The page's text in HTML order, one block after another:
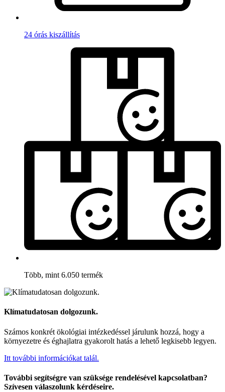
24 órás kiszállítás
Több, mint 6.050 termék
Klímatudatosan dolgozunk.
Számos konkrét ökológiai intézkedéssel járulunk hozzá, hogy a
környezetre és éghajlatra gyakorolt hatás a lehető legkisebb legyen.
Itt további információkat talál.
További segítségre van szüksége rendelésével kapcsolatban?
Szívesen válaszolunk kérdéseire.